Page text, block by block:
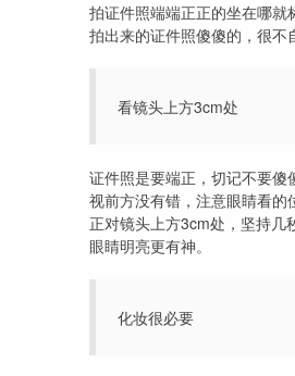
拍证件照端端正正的坐在哪就
拍出来的证件照傻傻的，很不
看镜头上方3cm处
证件照是要端正，切记不要傻
视前方没有错，注意眼睛看的
正对镜头上方3cm处，坚持几
眼睛明亮更有神。
化妆很必要